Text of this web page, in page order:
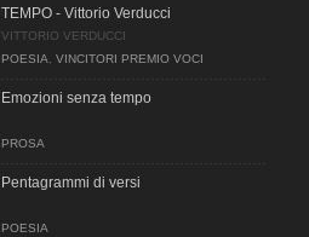
TEMPO - Vittorio Verducci
VITTORIO VERDUCCI
POESIA
VINCITORI PREMIO VOCI
Emozioni senza tempo
PROSA
Pentagrammi di versi
POESIA